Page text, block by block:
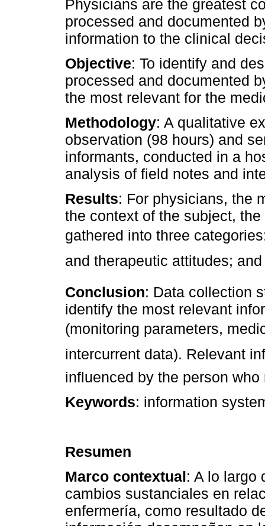
Physicians are the greatest
processed and documented
information to the clinical
Objective: To identify and
processed and documented
the most relevant for the
Methodology: A qualitative
observation (98 hours) and
informants, conducted in a
analysis of field notes and
Results: For physicians, the
the context of the subject,
gathered into three categories:
and therapeutic attitudes; and
Conclusion: Data collection
identify the most relevant
(monitoring parameters,
intercurrent data). Relevant
influenced by the person
Keywords: information
Resumen
Marco contextual: A lo largo
cambios sustanciales en
enfermería, como resultado